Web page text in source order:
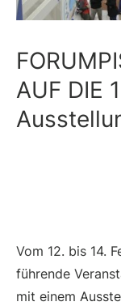
AUF DIE
Vom 12. bis 14.
führende
mit einem